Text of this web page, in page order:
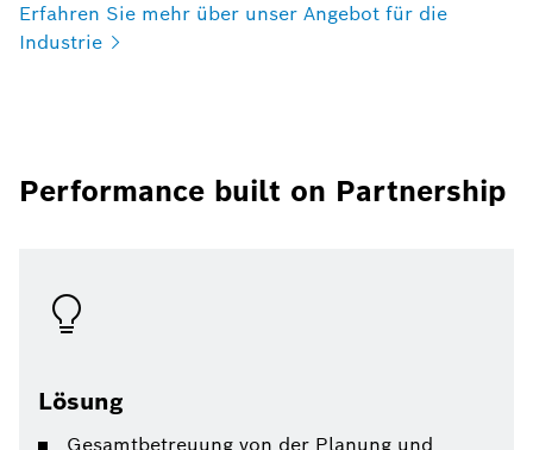
Erfahren Sie mehr über unser Angebot für die
Industrie
Performance built on Partnership
Lösung
Gesamtbetreuung von der Planung und